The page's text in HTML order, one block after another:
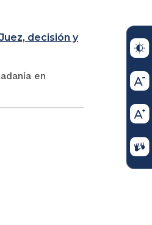
decisión y
en